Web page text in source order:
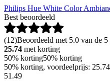
Philips Hue White Color
Best beoordeeld
(12)Beoordeeld met 5.0 van de
25.74 met korting
50% korting50% korting
50% korting, voordeelprijs:
51.49